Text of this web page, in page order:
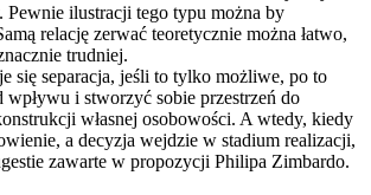
ilustracji tego typu można by
relację zerwać teoretycznie można łatwo,
trudniej.
się separacja, jeśli to tylko możliwe, po to
wpływu i stworzyć sobie przestrzeń do
własnej osobowości. A wtedy, kiedy
a decyzja wejdzie w stadium realizacji,
zawarte w propozycji Philipa Zimbardo.